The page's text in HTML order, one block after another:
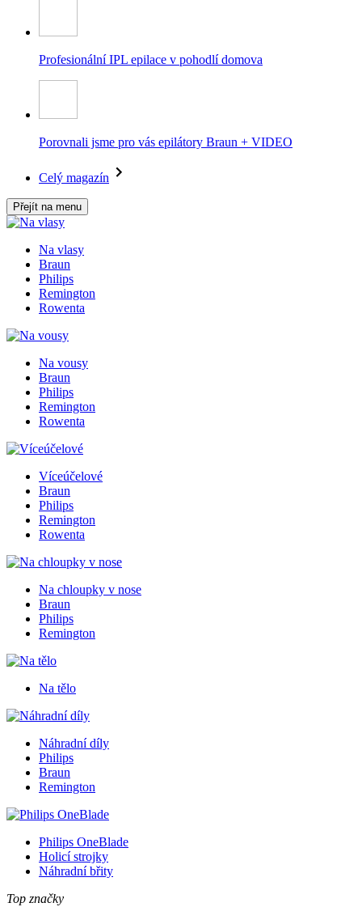
Profesionální IPL epilace v pohodlí domova
Porovnali jsme pro vás epilátory Braun + VIDEO
Celý magazín
Přejít na menu
Na vlasy
Braun
Philips
Remington
Rowenta
Na vousy
Braun
Philips
Remington
Rowenta
Víceúčelové
Braun
Philips
Remington
Rowenta
Na chloupky v nose
Braun
Philips
Remington
Na tělo
Náhradní díly
Philips
Braun
Remington
Philips OneBlade
Holicí strojky
Náhradní břity
Top značky